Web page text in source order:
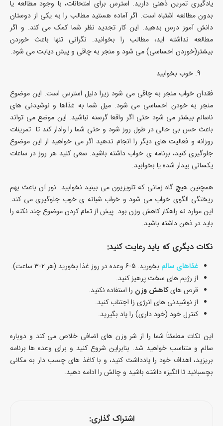
یادگیری تمرین ذهنی دارید. استرس برای امتحانات، با وجود مطالعه یا
بدون مطالعه اشتباه است. اگر آماده هستید مطالب را به یکی از دوستان
دانش آموز درس بدهید. این کار تجدید نظر شما کمک می کند. و اگر
مطالعه نداشته اید، مطالب را بخوانید. نگرانی تنها باعث خوردن
بیشتر(خوردن احساسی) می شود و منجر به چاقی و پیش دیابت می شود.
خوب بخوابید
فقدان خواب منجر به چاقی می شود زیرا دلیل استرس است. این موضوع
منجر به خودن احساسی می شود. میل شما به غذاها و نوشیدنی های
ناسالم بیشتر می شود حتی اگر واقعا گرسنه نباشید. این موضع می تواند
باعث حس بی حالی در طول روز شود و حتی شما را وادار کند تا تمرینات
روزانه و فعالیت های دیگر را انجام ندهید اگر می خواهید از این موضوع
جلوگیری کنید، برنامه ی خواب داشته باشید. سعی کنید هر روز در ساعات
یکسانی بیدار شده یا بخوابید.
همچنین هیچ گاه زمانی که تلویزیون می بینید نخوابید. نور آن باعث بهم
ریختگی الگوی خواب می شود و خواب شبانه ی خوب جلوگیری می کند.
این موارد نه راهکار کاهش وزن بود. پیش از تمام کردن موضوع چند نکته را
باید در ذهن داشته باشید.
نکات دیگری که باید رعایت کنید:
غذاهای سالم بخورید. 5-6 وعده در روز غذا بخورید (هر 2-3 ساعت).
از رژیم های سخت پرهیز کنید.
قرص هایکاهش وزن را استفاده نکنید.
از نوشیدنی های انرژی زا اجتناب کنید.
کنترل خود (خود داری) را یاد بگیرید.
این نکات مطمئناً شما را از شر وزن های اضافی خلاص می کند و دوباره
سالم و متناسب خواهید شد. بنابراین شروع کنید و برای وعده ها برنامه
بریزید، اهداف خود را یادداشت کنید، و با کاغذ های چسب دار به مکانی
بچسبانید تا انگیزه داشته باشید و چالش را ادامه دهید.
اشتراک گذاری: